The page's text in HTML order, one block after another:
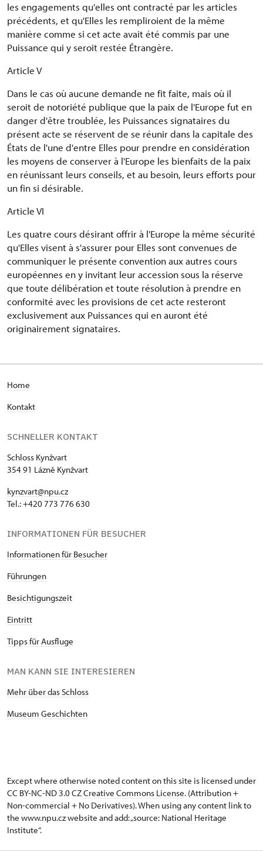
les engagements qu'elles ont contracté par les articles
précédents, et qu'Elles les rempliroient de la même
manière comme si cet acte avait été commis par une
Puissance qui y seroit restée Étrangère.
Article V
Dans le cas où aucune demande ne fit faite, mais où il
seroit de notoriété publique que la paix de l'Europe fut en
danger d'être troublée, les Puissances signataires du
présent acte se réservent de se réunir dans la capitale des
États de l'une d'entre Elles pour prendre en considération
les moyens de conserver à l'Europe les bienfaits de la paix
en réunissant leurs conseils, et au besoin, leurs efforts pour
un fin si désirable.
Article VI
Les quatre cours désirant offrir à l'Europe la même sécurité
qu'Elles visent à s'assurer pour Elles sont convenues de
communiquer le présente convention aux autres cours
européennes en y invitant leur accession sous la réserve
que toute délibération et toute résolution à prendre en
conformité avec les provisions de cet acte resteront
exclusivement aux Puissances qui en auront été
originairement signataires.
Home
Kontakt
SCHNELLER KONTAKT
Schloss Kynžvart
354 91 Lázně Kynžvart
kynzvart@npu.cz
Tel.: +420 773 776 630
INFORMATIONEN FÜR BESUCHER
Informationen für Besucher
Führungen
Besichtigungszeit
Eintritt
Tipps für Ausfluge
MAN KANN SIE INTERESIEREN
Mehr über das Schloss
Museum Geschichten
Except where otherwise noted content on this site is licensed under
CC BY-NC-ND 3.0 CZCreative Commons License. (Attribution +
Non-commercial + No Derivatives). When using any content link to
the www.npu.cz website and add: „source: National Heritage
Institute“.